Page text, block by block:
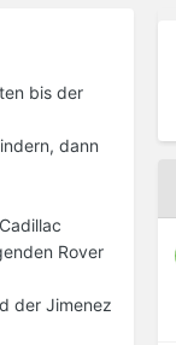
bis der
dann
Rover
der Jimenez